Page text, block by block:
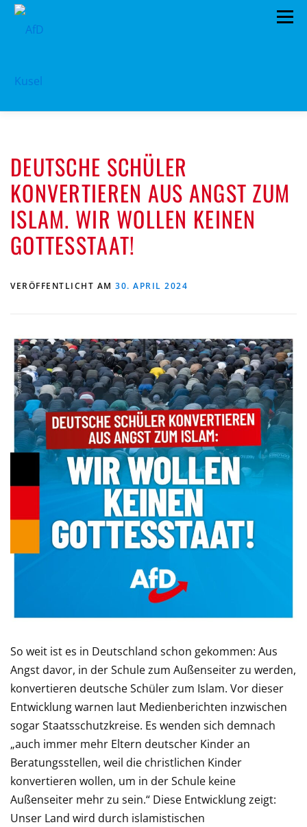
Zum
Inhalt
Menü
PROGRAMM KONTAKT
MITGLIED WERDEN SPENDEN IMPRESSUM
DEUTSCHE SCHÜLER
KONVERTIEREN AUS ANGST ZUM
ISLAM. WIR WOLLEN KEINEN
GOTTESSTAAT!
VERÖFFENTLICHT AM 30. APRIL 2024
So weit ist es in Deutschland schon gekommen: Aus
Angst davor, in der Schule zum Außenseiter zu werden,
konvertieren deutsche Schüler zum Islam. Vor dieser
Entwicklung warnen laut Medienberichten inzwischen
sogar Staatsschutzkreise. Es wenden sich demnach
„auch immer mehr Eltern deutscher Kinder an
Beratungsstellen, weil die christlichen Kinder
konvertieren wollen, um in der Schule keine
Außenseiter mehr zu sein.“ Diese Entwicklung zeigt:
Unser Land wird durch islamistischen